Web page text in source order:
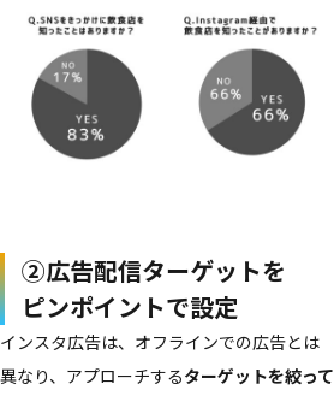
②​広告配信ターゲットを​
ピンポイントで​設定
インスタ​広告は、​オフラインでの​広告とは​
異なり、​アプローチするターゲットを​絞って​